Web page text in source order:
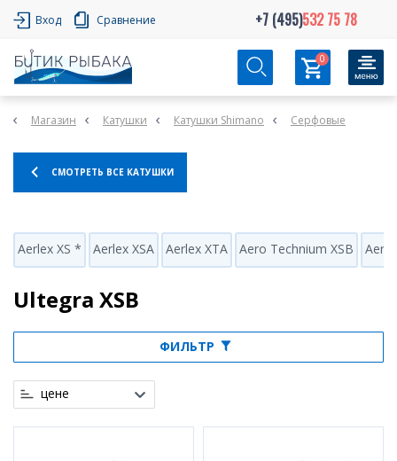
Вход Сравнение +7 (495)532 75 78
0
Магазин Катушки Катушки Shimano Серфовые
СМОТРЕТЬ ВСЕ КАТУШКИ
Aerlex XS * Aerlex XSA Aerlex XTA Aero Technium XSB Aero
Ultegra XSB
ФИЛЬТР
цене